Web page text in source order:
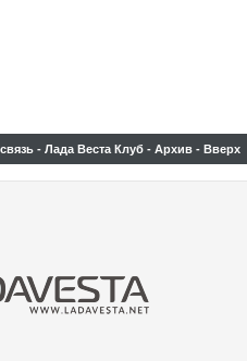
- Лада Веста Клуб - Архив - Вверх